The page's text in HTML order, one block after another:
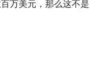
万美元，那么这不是